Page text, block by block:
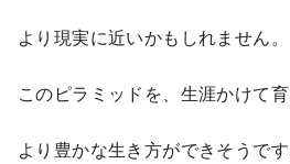
より現実に近いかもしれません。
このピラミッドを、生涯かけて育
より豊かな生き方ができそうです